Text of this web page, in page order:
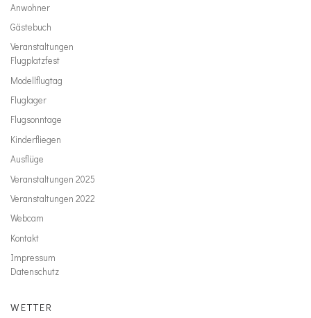
Anwohner
Gästebuch
Veranstaltungen
Flugplatzfest
Modellflugtag
Fluglager
Flugsonntage
Kinderfliegen
Ausflüge
Veranstaltungen 2025
Veranstaltungen 2022
Webcam
Kontakt
Impressum
Datenschutz
WETTER